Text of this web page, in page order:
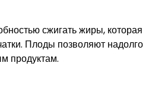
сжигать жиры, которая
Плоды позволяют надолго
продуктам.